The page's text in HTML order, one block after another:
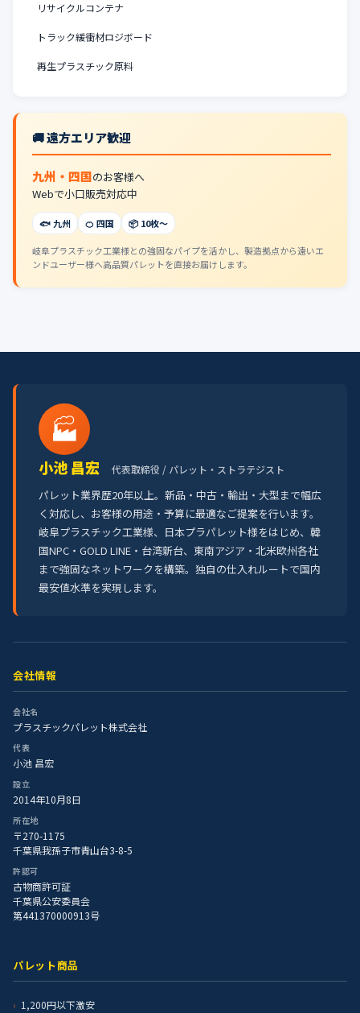
リサイクルコンテナ
トラック緩衝材ロジボード
再生プラスチック原料
🚚 遠方エリア歓迎
九州・四国のお客様へ
Webで小口販売対応中
🐟 九州 🍊 四国 📦 10枚〜
岐阜プラスチック工業様との強固なパイプを活かし、製造拠点から遠いエ
ンドユーザー様へ高品質パレットを直接お届けします。
🏭
小池 昌宏 代表取締役 / パレット・ストラテジスト
パレット業界歴20年以上。新品・中古・輸出・大型まで幅広
く対応し、お客様の用途・予算に最適なご提案を行います。
岐阜プラスチック工業様、日本プラパレット様をはじめ、韓
国NPC・GOLD LINE・台湾新台、東南アジア・北米欧州各社
まで強固なネットワークを構築。独自の仕入れルートで国内
最安値水準を実現します。
会社情報
会社名
プラスチックパレット株式会社
代表
小池 昌宏
設立
2014年10月8日
所在地
〒270-1175
千葉県我孫子市青山台3-8-5
許認可
古物商許可証
千葉県公安委員会
第441370000913号
パレット商品
1,200円以下激安